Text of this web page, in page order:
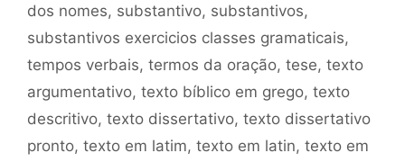
dos nomes, substantivo, substantivos,
substantivos exercicios classes gramaticais,
tempos verbais, termos da oração, tese, texto
argumentativo, texto bíblico em grego, texto
descritivo, texto dissertativo, texto dissertativo
pronto, texto em latim, texto em latin, texto em